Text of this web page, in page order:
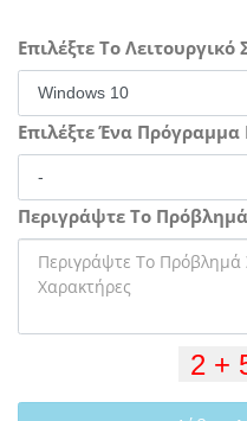
Επιλέξτε Το
Επιλέξτε Ένα
Περιγράψτε Το